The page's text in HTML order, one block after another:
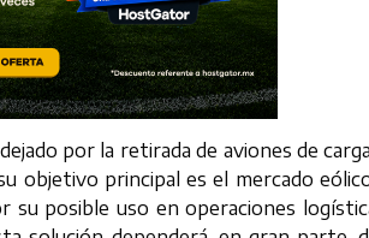
por la retirada de aviones de
objetivo principal es el mercado
su posible uso en operaciones